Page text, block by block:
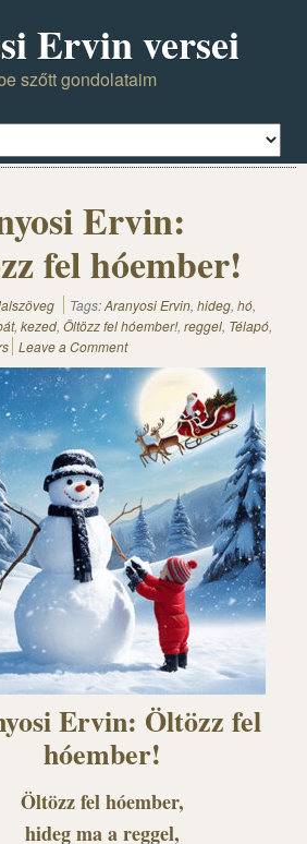
Ervin versei
szőtt gondolataim
Ervin:
fel hóember!
Tags:Aranyosi Ervin, hideg, hó,
, kezed, Öltözz fel hóember!, reggel, Télapó,
Leave a Comment
Ervin: Öltözz fel
hóember!
Öltözz fel hóember,
hideg ma a reggel,